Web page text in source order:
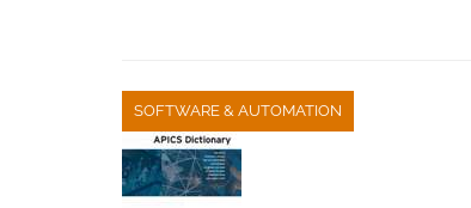
SOFTWARE & AUTOMATION